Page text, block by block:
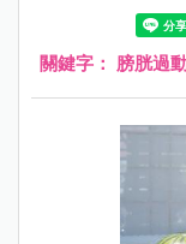
都不敢出去外面
了，很煩惱耶！
別疾病證型及患
關鍵字： 膀胱過